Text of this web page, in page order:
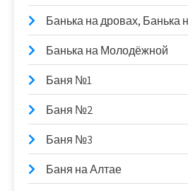
Банька на дровах, Банька
Банька на Молодёжной
Баня №1
Баня №2
Баня №3
Баня на Алтае